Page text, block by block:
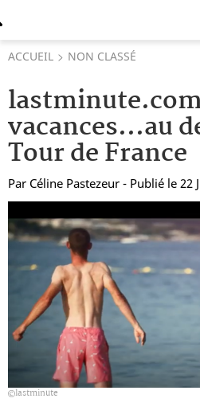
ACCUEIL NON CLASSÉ
vacances...au
Tour de France
Par Céline Pastezeur - Publié le 22
lastminute